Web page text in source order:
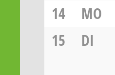
14
MO
15
DI